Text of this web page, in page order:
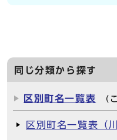
同じ分類から探す
区別町名一覧表 （
区別町名一覧表（